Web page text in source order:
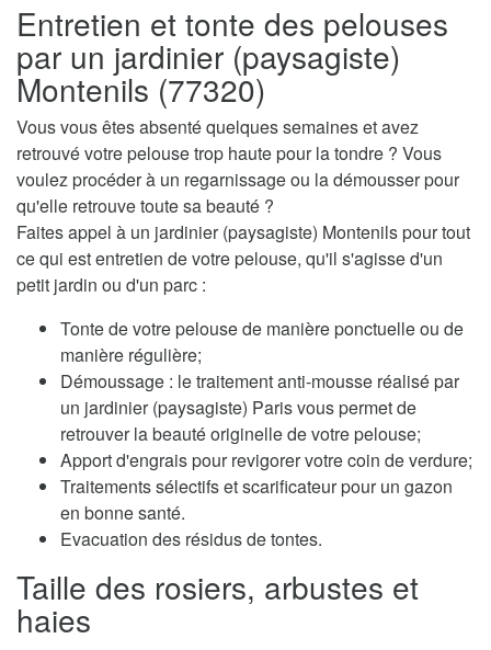
Entretien et tonte des pelouses
par un jardinier (paysagiste)
Montenils (77320)
Vous vous êtes absenté quelques semaines et avez
retrouvé votre pelouse trop haute pour la tondre ? Vous
voulez procéder à un regarnissage ou la démousser pour
qu'elle retrouve toute sa beauté ?
Faites appel à un jardinier (paysagiste) Montenils pour tout
ce qui est entretien de votre pelouse, qu'il s'agisse d'un
petit jardin ou d'un parc :
Tonte de votre pelouse de manière ponctuelle ou de
manière régulière;
Démoussage : le traitement anti-mousse réalisé par
un jardinier (paysagiste) Paris vous permet de
retrouver la beauté originelle de votre pelouse;
Apport d'engrais pour revigorer votre coin de verdure;
Traitements sélectifs et scarificateur pour un gazon
en bonne santé.
Evacuation des résidus de tontes.
Taille des rosiers, arbustes et
haies